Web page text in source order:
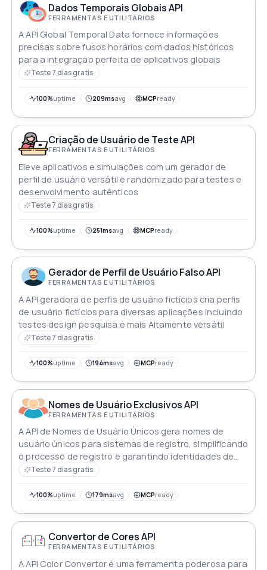
Dados Temporais Globais API
FERRAMENTAS E UTILITÁRIOS
A API Global Temporal Data fornece informações
precisas sobre fusos horários com dados históricos
para a integração perfeita de aplicativos globais
Teste 7 dias gratis
100%uptime 209msavg MCPready
Criação de Usuário de Teste API
FERRAMENTAS E UTILITÁRIOS
Eleve aplicativos e simulações com um gerador de
perfil de usuário versátil e randomizado para testes e
desenvolvimento autênticos
Teste 7 dias gratis
100%uptime 251msavg MCPready
Gerador de Perfil de Usuário Falso API
FERRAMENTAS E UTILITÁRIOS
A API geradora de perfis de usuário fictícios cria perfis
de usuário fictícios para diversas aplicações incluindo
testes design pesquisa e mais Altamente versátil
Teste 7 dias gratis
100%uptime 194msavg MCPready
Nomes de Usuário Exclusivos API
FERRAMENTAS E UTILITÁRIOS
A API de Nomes de Usuário Únicos gera nomes de
usuário únicos para sistemas de registro, simplificando
o processo de registro e garantindo identidades de
usuário distintas
Teste 7 dias gratis
100%uptime 179msavg MCPready
Convertor de Cores API
FERRAMENTAS E UTILITÁRIOS
A API Color Convertor é uma ferramenta poderosa para